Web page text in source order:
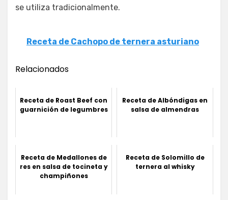
se utiliza tradicionalmente.
Receta de Cachopo de ternera asturiano
Relacionados
Receta de Roast Beef con
guarnición de legumbres
Receta de Albóndigas en
salsa de almendras
Receta de Medallones de
res en salsa de tocineta y
champiñones
Receta de Solomillo de
ternera al whisky